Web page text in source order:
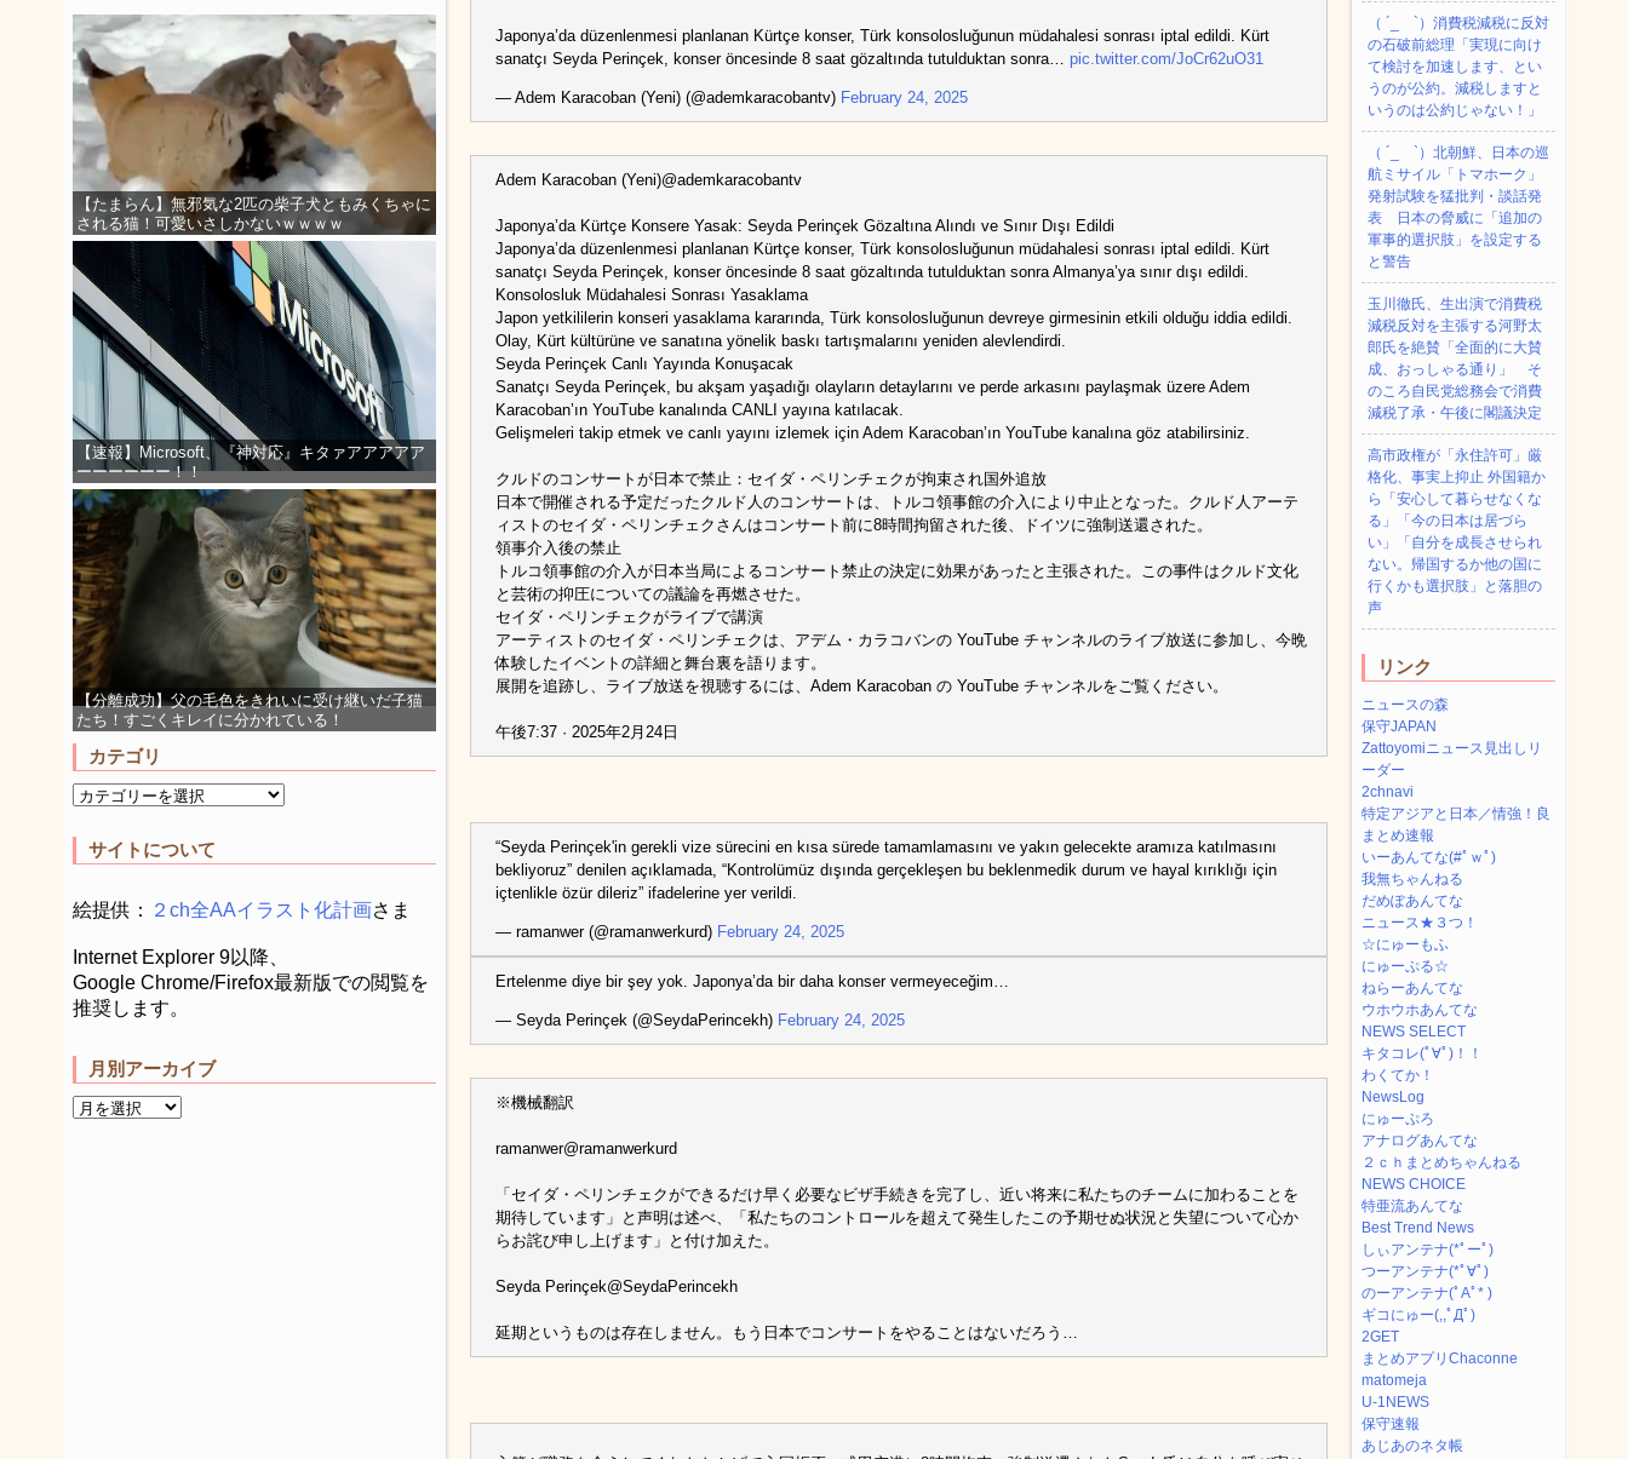
【たまらん】無邪気な2匹の柴子犬ともみくちゃに
される猫！可愛いさしかないｗｗｗｗ
【速報】Microsoft、『神対応』キタァアアアアア
ーーーーーー！！
【分離成功】父の毛色をきれいに受け継いだ子猫
たち！すごくキレイに分かれている！
カテゴリ
サイトについて
絵提供： ２ch全AAイラスト化計画さま
Internet Explorer 9以降、
Google Chrome/Firefox最新版での閲覧を
推奨します。
月別アーカイブ
Japonya’da düzenlenmesi planlanan Kürtçe konser, Türk konsolosluğunun müdahalesi sonrası iptal edildi. Kürt
sanatçı Seyda Perinçek, konser öncesinde 8 saat gözaltında tutulduktan sonra… pic.twitter.com/JoCr62uO31
— Adem Karacoban (Yeni) (@ademkaracobantv) February 24, 2025
Adem Karacoban (Yeni)@ademkaracobantv
Japonya’da Kürtçe Konsere Yasak: Seyda Perinçek Gözaltına Alındı ve Sınır Dışı Edildi
Japonya’da düzenlenmesi planlanan Kürtçe konser, Türk konsolosluğunun müdahalesi sonrası iptal edildi. Kürt
sanatçı Seyda Perinçek, konser öncesinde 8 saat gözaltında tutulduktan sonra Almanya’ya sınır dışı edildi.
Konsolosluk Müdahalesi Sonrası Yasaklama
Japon yetkililerin konseri yasaklama kararında, Türk konsolosluğunun devreye girmesinin etkili olduğu iddia edildi.
Olay, Kürt kültürüne ve sanatına yönelik baskı tartışmalarını yeniden alevlendirdi.
Seyda Perinçek Canlı Yayında Konuşacak
Sanatçı Seyda Perinçek, bu akşam yaşadığı olayların detaylarını ve perde arkasını paylaşmak üzere Adem
Karacoban’ın YouTube kanalında CANLI yayına katılacak.
Gelişmeleri takip etmek ve canlı yayını izlemek için Adem Karacoban’ın YouTube kanalına göz atabilirsiniz.
クルドのコンサートが日本で禁止：セイダ・ペリンチェクが拘束され国外追放
日本で開催される予定だったクルド人のコンサートは、トルコ領事館の介入により中止となった。クルド人アーテ
ィストのセイダ・ペリンチェクさんはコンサート前に8時間拘留された後、ドイツに強制送還された。
領事介入後の禁止
トルコ領事館の介入が日本当局によるコンサート禁止の決定に効果があったと主張された。この事件はクルド文化
と芸術の抑圧についての議論を再燃させた。
セイダ・ペリンチェクがライブで講演
アーティストのセイダ・ペリンチェクは、アデム・カラコバンの YouTube チャンネルのライブ放送に参加し、今晩
体験したイベントの詳細と舞台裏を語ります。
展開を追跡し、ライブ放送を視聴するには、Adem Karacoban の YouTube チャンネルをご覧ください。
午後7:37 · 2025年2月24日
“Seyda Perinçek'in gerekli vize sürecini en kısa sürede tamamlamasını ve yakın gelecekte aramıza katılmasını
bekliyoruz” denilen açıklamada, “Kontrolümüz dışında gerçekleşen bu beklenmedik durum ve hayal kırıklığı için
içtenlikle özür dileriz” ifadelerine yer verildi.
— ramanwer (@ramanwerkurd) February 24, 2025
Ertelenme diye bir şey yok. Japonya’da bir daha konser vermeyeceğim…
— Seyda Perinçek (@SeydaPerincekh) February 24, 2025
※機械翻訳
ramanwer@ramanwerkurd
「セイダ・ペリンチェクができるだけ早く必要なビザ手続きを完了し、近い将来に私たちのチームに加わることを
期待しています」と声明は述べ、「私たちのコントロールを超えて発生したこの予期せぬ状況と失望について心か
らお詫び申し上げます」と付け加えた。
Seyda Perinçek@SeydaPerincekh
延期というものは存在しません。もう日本でコンサートをやることはないだろう…
（ ´_ゝ`）消費税減税に反対
の石破前総理「実現に向け
て検討を加速します、とい
うのが公約。減税しますと
いうのは公約じゃない！」
（ ´_ゝ`）北朝鮮、日本の巡
航ミサイル「‌トマホーク」
発射試験を猛批判・談話発
表 日本の脅威に「追加の
軍事的選択肢」を設定する
と警告
玉川徹氏、生出演で消費税
減税反対を主張する河野太
郎氏を絶賛「全面的に大賛
成、おっしゃる通り」 そ
のころ自民党総務会で消費
減税了承・午後に閣議決定
高市政権が「永住許可」厳
格化、事実上抑止 外国籍か
ら「安心して暮らせなくな
る」「今の日本は居づら
い」「自分を成長させられ
ない。帰国するか他の国に
行くかも選択肢」と落胆の
声
リンク
ニュースの森
保守JAPAN
Zattoyomiニュース見出しリ
ーダー
2chnavi
特定アジアと日本／情強！良
まとめ速報
いーあんてな(#ﾟｗﾟ)
我無ちゃんねる
だめぽあんてな
ニュース★３つ！
☆にゅーもふ
にゅーぷる☆
ねらーあんてな
ウホウホあんてな
NEWS SELECT
キタコレ(ﾟ∀ﾟ)！！
わくてか！
NewsLog
にゅーぷろ
アナログあんてな
２ｃｈまとめちゃんねる
NEWS CHOICE
特亜流あんてな
Best Trend News
しぃアンテナ(*ﾟーﾟ)
つーアンテナ(*ﾟ∀ﾟ)
のーアンテナ(ﾟAﾟ* )
ギコにゅー(,,ﾟДﾟ)
2GET
まとめアプリChaconne
matomeja
U-1NEWS
保守速報
あじあのネタ帳